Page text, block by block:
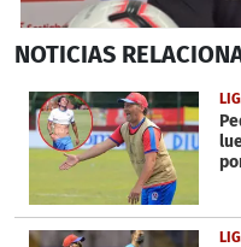
seconds
2
minutes,
0
NOTICIAS